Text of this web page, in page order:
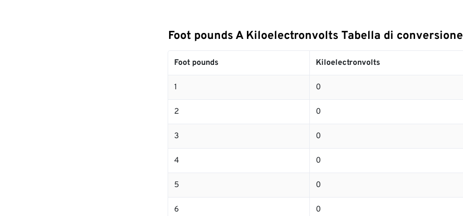
Foot pounds A Kiloelectronvolts Tabella di conversione
Foot pounds Kiloelectronvolts
1 0
2 0
3 0
4 0
5 0
6 0